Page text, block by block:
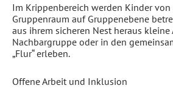
Im Krippenbereich werden Kinder von
Gruppenraum auf Gruppenebene
aus ihrem sicheren Nest heraus
Nachbargruppe oder in den
„Flur“ erleben.
Offene Arbeit und Inklusion